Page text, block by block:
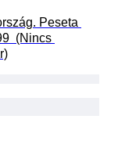
Peseta
(Nincs